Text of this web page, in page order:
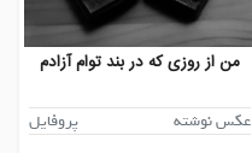
من از روزی که در بند توام آزادم
عکس نوشته
پروفایل